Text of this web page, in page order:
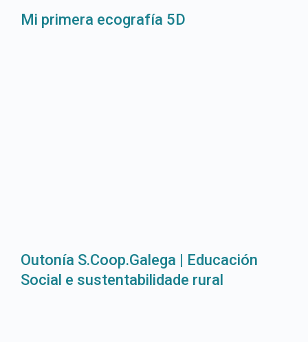
Mi primera ecografía 5D
Outonía S.Coop.Galega | Educación
Social e sustentabilidade rural